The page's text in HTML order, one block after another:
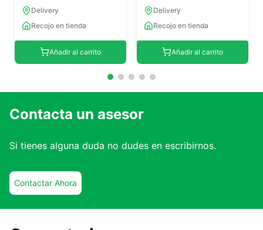
Delivery
Recojo en tienda
Añadir al carrito
Delivery
Recojo en tienda
Añadir al carrito
Contacta un asesor
Si tienes alguna duda no dudes en escribirnos.
Contactar Ahora